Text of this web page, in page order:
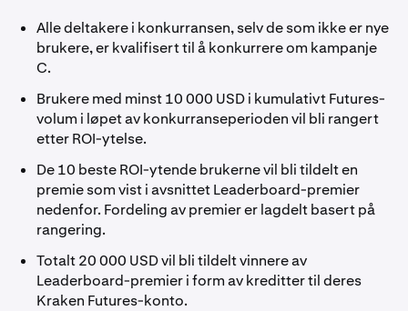
Alle deltakere i konkurransen, selv de som ikke er nye
brukere, er kvalifisert til å konkurrere om kampanje
C.
Brukere med minst 10 000 USD i kumulativt Futures-
volum i løpet av konkurranseperioden vil bli rangert
etter ROI-ytelse.
De 10 beste ROI-ytende brukerne vil bli tildelt en
premie som vist i avsnittet Leaderboard-premier
nedenfor. Fordeling av premier er lagdelt basert på
rangering.
Totalt 20 000 USD vil bli tildelt vinnere av
Leaderboard-premier i form av kreditter til deres
Kraken Futures-konto.